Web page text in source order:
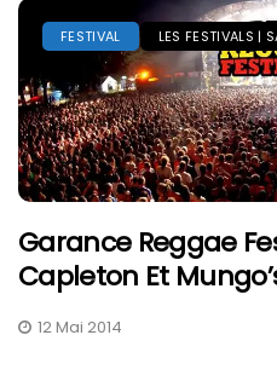
FESTIVAL LES FESTIVALS |
Garance Reggae
Capleton Et
12 Mai 2014